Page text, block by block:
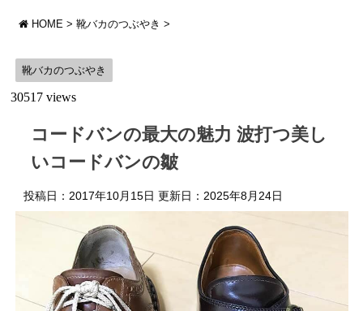
HOME > 靴バカのつぶやき >
靴バカのつぶやき
30517 views
コードバンの最大の魅力 波打つ美し
いコードバンの皺
投稿日：2017年10月15日 更新日： 2025年8月24日